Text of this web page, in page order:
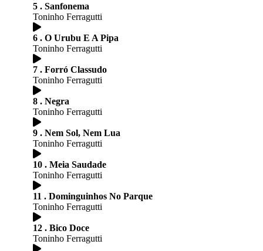
5 . Sanfonema
Toninho Ferragutti
6 . O Urubu E A Pipa
Toninho Ferragutti
7 . Forró Classudo
Toninho Ferragutti
8 . Negra
Toninho Ferragutti
9 . Nem Sol, Nem Lua
Toninho Ferragutti
10 . Meia Saudade
Toninho Ferragutti
11 . Dominguinhos No Parque
Toninho Ferragutti
12 . Bico Doce
Toninho Ferragutti